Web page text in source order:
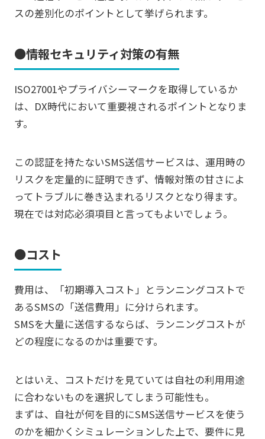
スの差別化のポイントとして挙げられます。
●情報セキュリティ対策の有無
ISO27001やプライバシーマークを取得しているか
は、DX時代において重要視されるポイントとなりま
す。
この認証を持たないSMS送信サービスは、運用時の
リスクを定量的に証明できず、情報対策の甘さによ
ってトラブルに巻き込まれるリスクとなり得ます。
現在では対応必須項目と言ってもよいでしょう。
●コスト
費用は、「初期導入コスト」とランニングコストで
あるSMSの「送信費用」に分けられます。
SMSを大量に送信するならば、ランニングコストが
どの程度になるのかは重要です。
とはいえ、コストだけを見ていては自社の利用用途
に合わないものを選択してしまう可能性も。
まずは、自社が何を目的にSMS送信サービスを使う
のかを細かくシミュレーションした上で、要件に見